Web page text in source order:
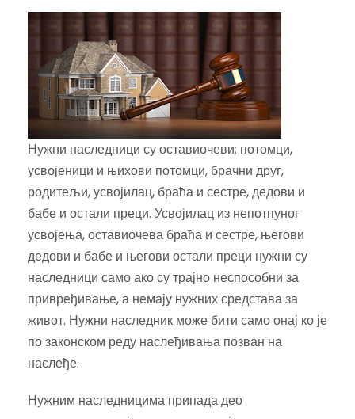
Нужни наследници су оставиочеви: потомци,
усвојеници и њихови потомци, брачни друг,
родитељи, усвојилац, браћа и сестре, дедови и
бабе и остали преци. Усвојилац из непотпуног
усвојења, оставиочева браћа и сестре, његови
дедови и бабе и његови остали преци нужни су
наследници само ако су трајно неспособни за
привређивање, а немају нужних средстава за
живот. Нужни наследник може бити само онај ко је
по законском реду наслеђивања позван на
наслеђе.
Нужним наследницима припада део